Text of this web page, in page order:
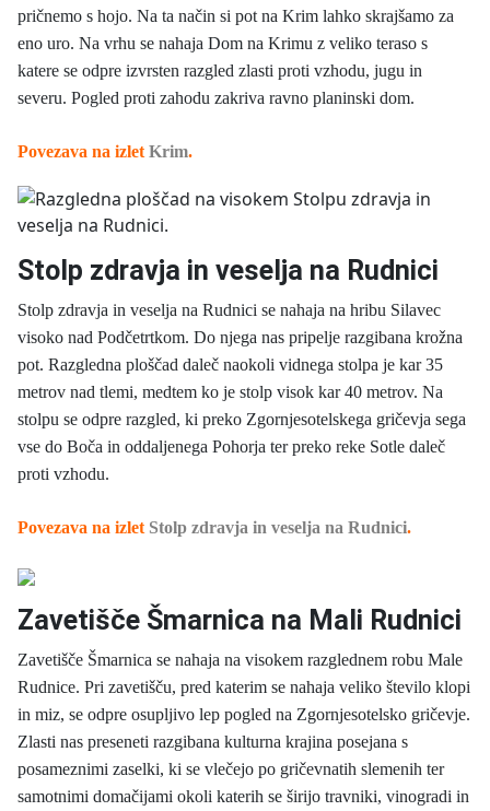
pričnemo s hojo. Na ta način si pot na Krim lahko skrajšamo za
eno uro. Na vrhu se nahaja Dom na Krimu z veliko teraso s
katere se odpre izvrsten razgled zlasti proti vzhodu, jugu in
severu. Pogled proti zahodu zakriva ravno planinski dom.
Povezava na izlet Krim.
Stolp zdravja in veselja na Rudnici
Stolp zdravja in veselja na Rudnici se nahaja na hribu Silavec
visoko nad Podčetrtkom. Do njega nas pripelje razgibana krožna
pot. Razgledna ploščad daleč naokoli vidnega stolpa je kar 35
metrov nad tlemi, medtem ko je stolp visok kar 40 metrov. Na
stolpu se odpre razgled, ki preko Zgornjesotelskega gričevja sega
vse do Boča in oddaljenega Pohorja ter preko reke Sotle daleč
proti vzhodu.
Povezava na izlet Stolp zdravja in veselja na Rudnici.
Zavetišče Šmarnica na Mali Rudnici
Zavetišče Šmarnica se nahaja na visokem razglednem robu Male
Rudnice. Pri zavetišču, pred katerim se nahaja veliko število klopi
in miz, se odpre osupljivo lep pogled na Zgornjesotelsko gričevje.
Zlasti nas preseneti razgibana kulturna krajina posejana s
posameznimi zaselki, ki se vlečejo po gričevnatih slemenih ter
samotnimi domačijami okoli katerih se širijo travniki, vinogradi in